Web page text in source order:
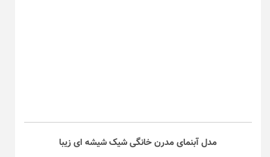
مدل آبنمای مدرن خانگی شیک شیشه ای زیبا